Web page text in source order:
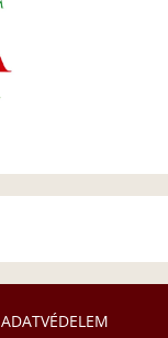
ADATVÉDELEM